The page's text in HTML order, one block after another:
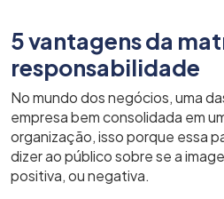
5 vantagens da
responsabilidade
No mundo dos negócios, uma
empresa bem consolidada em
organização, isso porque essa
dizer ao público sobre se a
positiva, ou negativa.